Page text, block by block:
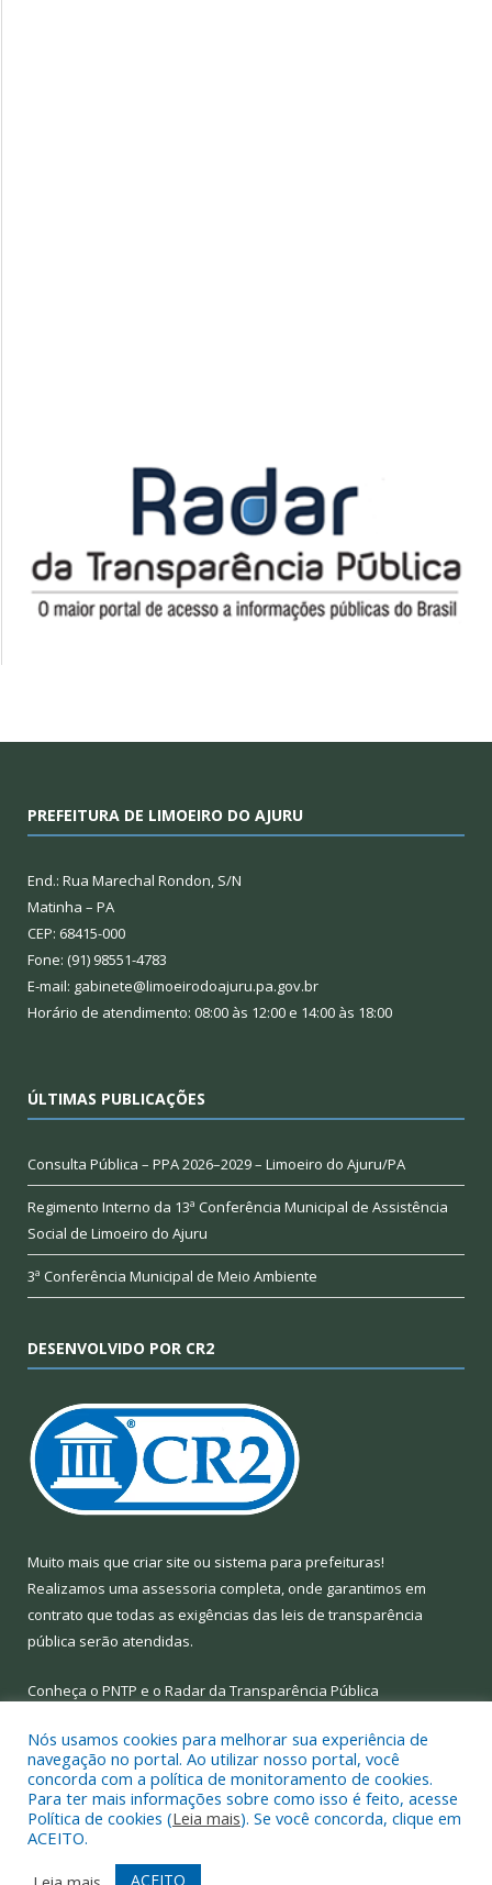
PREFEITURA DE LIMOEIRO DO AJURU
End.: Rua Marechal Rondon, S/N
Matinha – PA
CEP: 68415-000
Fone: (91) 98551-4783
E-mail: gabinete@limoeirodoajuru.pa.gov.br
Horário de atendimento: 08:00 às 12:00 e 14:00 às 18:00
ÚLTIMAS PUBLICAÇÕES
Consulta Pública – PPA 2026–2029 – Limoeiro do Ajuru/PA
Regimento Interno da 13ª Conferência Municipal de Assistência
Social de Limoeiro do Ajuru
3ª Conferência Municipal de Meio Ambiente
DESENVOLVIDO POR CR2
Muito mais que criar site ou sistema para prefeituras!
Realizamos uma assessoria completa, onde garantimos em
contrato que todas as exigências das leis de transparência
pública serão atendidas.
Conheça o PNTP e o Radar da Transparência Pública
Todos os direitos reservados a Prefeitura Municipal de Limoeiro
do Ajuru.
Mapa do Site Acessar Área Administrativa
Nós usamos cookies para melhorar sua experiência de
navegação no portal. Ao utilizar nosso portal, você
concorda com a política de monitoramento de cookies.
Para ter mais informações sobre como isso é feito, acesse
Política de cookies (Leia mais). Se você concorda, clique em
ACEITO.
ACEITO